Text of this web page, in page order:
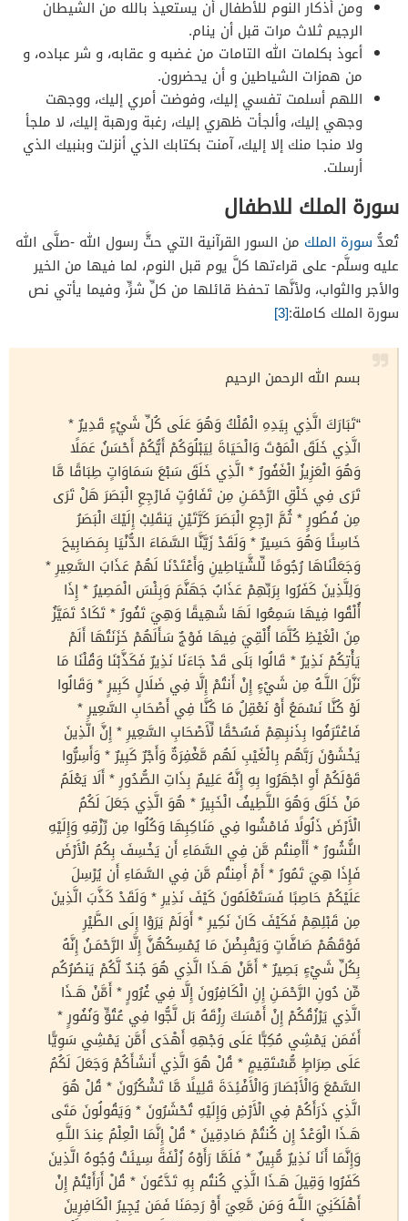
ومن أذكار النوم للأطفال أن يستعيذ بالله من الشيطان
الرجيم ثلاث مرات قبل أن ينام.
أعوذ بكلمات الله التامات من غضبه و عقابه، و شر عباده، و
من همزات الشياطين و أن يحضرون.
اللهم أسلمت تفسي إليك، وفوضت أمري إليك، ووجهت
وجهي إليك، وألجأت ظهري إليك، رغبة ورهبة إليك، لا ملجأ
ولا منجا منك إلا إليك، آمنت بكتابك الذي أنزلت وبنبيك الذي
أرسلت.
سورة الملك للاطفال
تُعدُّ سورة الملك من السور القرآنية التي حثَّ رسول الله -صلَّى الله
عليه وسلَّم- على قراءتها كلَّ يوم قبل النوم، لما فيها من الخير
والأجر والثواب، ولأنَّها تحفظ قائلها من كلِّ شرٍّ، وفيما يأتي نص
سورة الملك كاملة:[3]
بسم الله الرحمن الرحيم
“تَبَارَكَ الَّذِي بِيَدِهِ الْمُلْكُ وَهُوَ عَلَى كُلِّ شَيْءٍ قَدِيرٌ *
الَّذِي خَلَقَ الْمَوْتَ وَالْحَيَاةَ لِيَبْلُوَكُمْ أَيُّكُمْ أَحْسَنُ عَمَلًا
وَهُوَ الْعَزِيزُ الْغَفُورُ * الَّذِي خَلَقَ سَبْعَ سَمَاوَاتٍ طِبَاقًا مَّا
تَرَى فِي خَلْقِ الرَّحْمَـنِ مِن تَفَاوُتٍ فَارْجِعِ الْبَصَرَ هَلْ تَرَى
مِن فُطُورٍ * ثُمَّ ارْجِعِ الْبَصَرَ كَرَّتَيْنِ يَنقَلِبْ إِلَيْكَ الْبَصَرُ
خَاسِئًا وَهُوَ حَسِيرٌ * وَلَقَدْ زَيَّنَّا السَّمَاءَ الدُّنْيَا بِمَصَابِيحَ
وَجَعَلْنَاهَا رُجُومًا لِّلشَّيَاطِينِ وَأَعْتَدْنَا لَهُمْ عَذَابَ السَّعِيرِ *
وَلِلَّذِينَ كَفَرُوا بِرَبِّهِمْ عَذَابُ جَهَنَّمَ وَبِئْسَ الْمَصِيرُ * إِذَا
أُلْقُوا فِيهَا سَمِعُوا لَهَا شَهِيقًا وَهِيَ تَفُورُ * تَكَادُ تَمَيَّزُ
مِنَ الْغَيْظِ كُلَّمَا أُلْقِيَ فِيهَا فَوْجٌ سَأَلَهُمْ خَزَنَتُهَا أَلَمْ
يَأْتِكُمْ نَذِيرٌ * قَالُوا بَلَى قَدْ جَاءَنَا نَذِيرٌ فَكَذَّبْنَا وَقُلْنَا مَا
نَزَّلَ اللَّـهُ مِن شَيْءٍ إِنْ أَنتُمْ إِلَّا فِي ضَلَالٍ كَبِيرٍ * وَقَالُوا
لَوْ كُنَّا نَسْمَعُ أَوْ نَعْقِلُ مَا كُنَّا فِي أَصْحَابِ السَّعِيرِ *
فَاعْتَرَفُوا بِذَنبِهِمْ فَسُحْقًا لِّأَصْحَابِ السَّعِيرِ * إِنَّ الَّذِينَ
يَخْشَوْنَ رَبَّهُم بِالْغَيْبِ لَهُم مَّغْفِرَةٌ وَأَجْرٌ كَبِيرٌ * وَأَسِرُّوا
قَوْلَكُمْ أَوِ اجْهَرُوا بِهِ إِنَّهُ عَلِيمٌ بِذَاتِ الصُّدُورِ * أَلَا يَعْلَمُ
مَنْ خَلَقَ وَهُوَ اللَّطِيفُ الْخَبِيرُ * هُوَ الَّذِي جَعَلَ لَكُمُ
الْأَرْضَ ذَلُولًا فَامْشُوا فِي مَنَاكِبِهَا وَكُلُوا مِن رِّزْقِهِ وَإِلَيْهِ
النُّشُورُ * أَأَمِنتُم مَّن فِي السَّمَاءِ أَن يَخْسِفَ بِكُمُ الْأَرْضَ
فَإِذَا هِيَ تَمُورُ * أَمْ أَمِنتُم مَّن فِي السَّمَاءِ أَن يُرْسِلَ
عَلَيْكُمْ حَاصِبًا فَسَتَعْلَمُونَ كَيْفَ نَذِيرِ * وَلَقَدْ كَذَّبَ الَّذِينَ
مِن قَبْلِهِمْ فَكَيْفَ كَانَ نَكِيرِ * أَوَلَمْ يَرَوْا إِلَى الطَّيْرِ
فَوْقَهُمْ صَافَّاتٍ وَيَقْبِضْنَ مَا يُمْسِكُهُنَّ إِلَّا الرَّحْمَـنُ إِنَّهُ
بِكُلِّ شَيْءٍ بَصِيرٌ * أَمَّنْ هَـذَا الَّذِي هُوَ جُندٌ لَّكُمْ يَنصُرُكُم
مِّن دُونِ الرَّحْمَـنِ إِنِ الْكَافِرُونَ إِلَّا فِي غُرُورٍ * أَمَّنْ هَـذَا
الَّذِي يَرْزُقُكُمْ إِنْ أَمْسَكَ رِزْقَهُ بَل لَّجُّوا فِي عُتُوٍّ وَنُفُورٍ *
أَفَمَن يَمْشِي مُكِبًّا عَلَى وَجْهِهِ أَهْدَى أَمَّن يَمْشِي سَوِيًّا
عَلَى صِرَاطٍ مُّسْتَقِيمٍ * قُلْ هُوَ الَّذِي أَنشَأَكُمْ وَجَعَلَ لَكُمُ
السَّمْعَ وَالْأَبْصَارَ وَالْأَفْئِدَةَ قَلِيلًا مَّا تَشْكُرُونَ * قُلْ هُوَ
الَّذِي ذَرَأَكُمْ فِي الْأَرْضِ وَإِلَيْهِ تُحْشَرُونَ * وَيَقُولُونَ مَتَى
هَـذَا الْوَعْدُ إِن كُنتُمْ صَادِقِينَ * قُلْ إِنَّمَا الْعِلْمُ عِندَ اللَّـهِ
وَإِنَّمَا أَنَا نَذِيرٌ مُّبِينٌ * فَلَمَّا رَأَوْهُ زُلْفَةً سِيئَتْ وُجُوهُ الَّذِينَ
كَفَرُوا وَقِيلَ هَـذَا الَّذِي كُنتُم بِهِ تَدَّعُونَ * قُلْ أَرَأَيْتُمْ إِنْ
أَهْلَكَنِيَ اللَّـهُ وَمَن مَّعِيَ أَوْ رَحِمَنَا فَمَن يُجِيرُ الْكَافِرِينَ